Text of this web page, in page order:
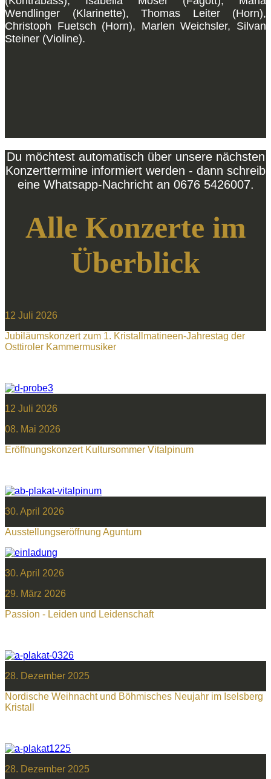
Wendlinger (Klarinette), Thomas Leiter (Horn),
Christoph Fuetsch (Horn), Marlen Weichsler, Silvan
Steiner (Violine).
Du möchtest automatisch über unsere nächsten
Konzerttermine informiert werden - dann schreib
eine Whatsapp-Nachricht an 0676 5426007.
Alle Konzerte im
Überblick
12 Juli 2026
Jubiläumskonzert zum 1. Kristallmatineen-Jahrestag der
Osttiroler Kammermusiker
12 Juli 2026
08. Mai 2026
Eröffnungskonzert Kultursommer Vitalpinum
30. April 2026
Ausstellungseröffnung Aguntum
30. April 2026
29. März 2026
Passion - Leiden und Leidenschaft
28. Dezember 2025
Nordische Weihnacht und Böhmisches Neujahr im Iselsberg
Kristall
28. Dezember 2025